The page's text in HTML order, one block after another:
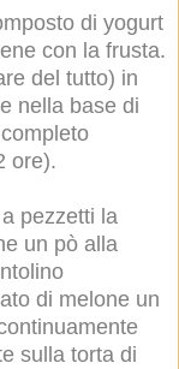
di yogurt
con la frusta.
del tutto) in
nella base di
ore).
pezzetti la
un pò alla
di melone un
sulla torta di